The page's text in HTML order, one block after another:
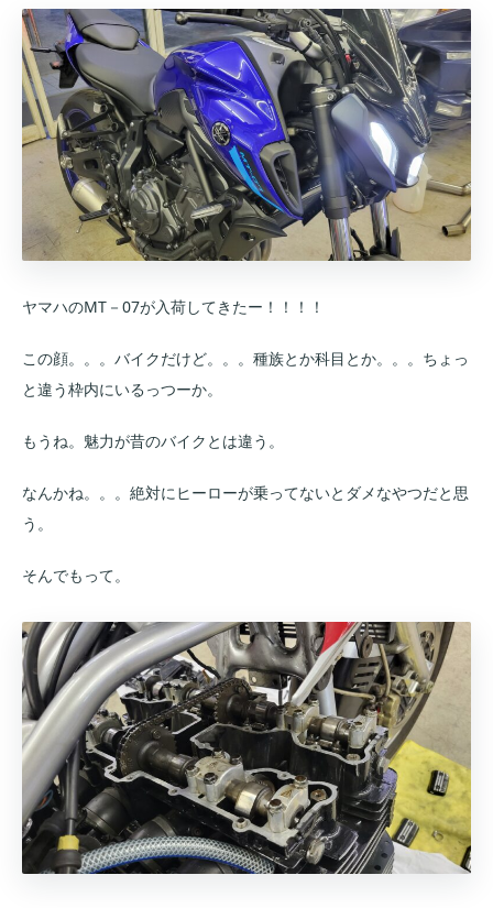
ヤマハのMT－07が入荷してきたー！！！！
この顔。。。バイクだけど。。。種族とか科目とか。。。ちょっ
と違う枠内にいるっつーか。
もうね。魅力が昔のバイクとは違う。
なんかね。。。絶対にヒーローが乗ってないとダメなやつだと思
う。
そんでもって。